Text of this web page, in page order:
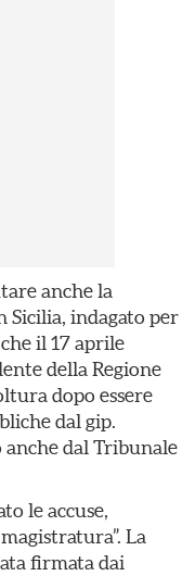
anche la
Sicilia, indagato per
il 17 aprile
della Regione
dopo essere
dal gip.
dal Tribunale
le accuse,
La
firmata dai